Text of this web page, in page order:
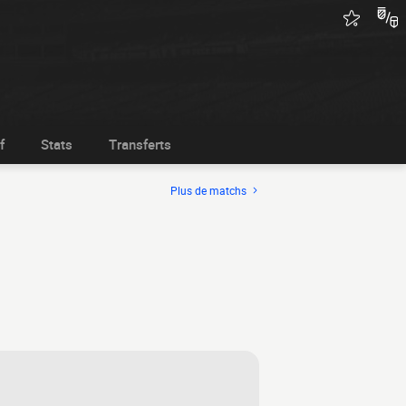
Stats Transferts
Plus de matchs